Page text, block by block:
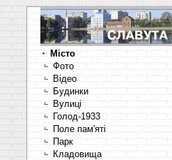
Місто
Фото
Відео
Будинки
Вулиці
Голод-1933
Поле пам'яті
Парк
Кладовища